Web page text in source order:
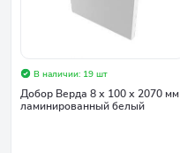
В наличии: 19 шт
Добор Верда 8 х 100 х 2070 мм
ламинированный белый